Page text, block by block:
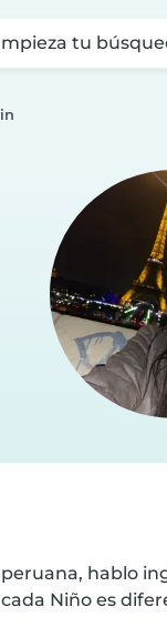
tu
hablo
Niño es